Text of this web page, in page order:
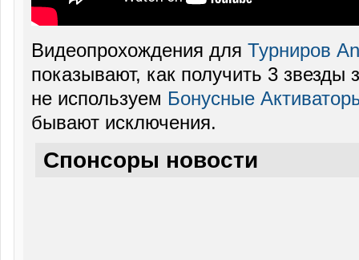
Видеопрохождения для Турниров
показывают, как получить 3
не используем Бонусные
бывают исключения.
Спонсоры новости